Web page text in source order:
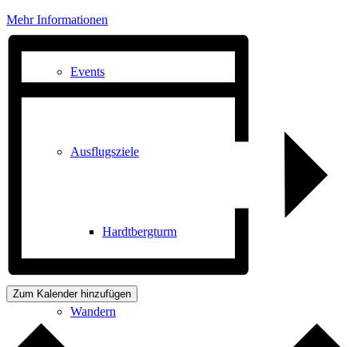
Events
Ausflugsziele
Hardtbergturm
Wandern
Mehr Informationen
Zum Kalender hinzufügen